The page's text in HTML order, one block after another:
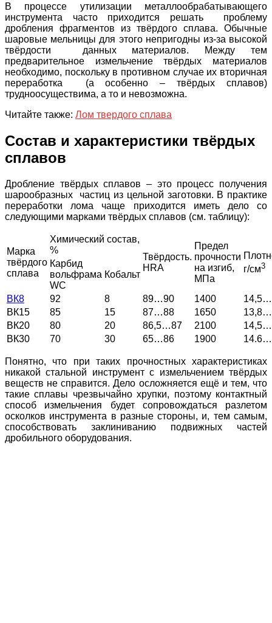
В процессе утилизации металлообрабатывающего
инструмента часто приходится решать проблему
дробления фрагментов из твёрдого сплава. Обычные
шаровые мельницы для этого непригодны из-за высокой
твёрдости данных материалов. Между тем
предварительное измельчение твёрдых материалов
необходимо, поскольку в противном случае их вторичная
переработка (а особенно – твёрдых сплавов)
трудноосуществима, а то и невозможна.
Читайте также: Лом твердого сплава
Состав и характеристики твёрдых
сплавов
Дробление твёрдых сплавов – это процесс получения
шарообразных частиц из цельной заготовки. В практике
переработки лома чаще приходится иметь дело со
следующими марками твёрдых сплавов (см. таблицу):
Марка
твёрдого
сплава
Химический состав,
%
Твёрдость.
HRA
Предел
прочности
на изгиб,
МПа
г/см3
Карбид
вольфрама
WC
Кобальт
ВК8 92 8 89…90 1400
ВК15
85 15 87…88 1650
ВК20
80 20 86,5…87 2100
ВК30
70 30 65…86 1900
Понятно, что при таких прочностных характеристиках
никакой стальной инструмент с измельчением твёрдых
веществ не справится. Дело осложняется ещё и тем, что
такие сплавы чрезвычайно хрупки, поэтому контактный
способ измельчения будет сопровождаться разлетом
осколков инструмента в разные стороны, и, тем самым,
способствовать заклиниванию подвижных частей
дробильного оборудования.